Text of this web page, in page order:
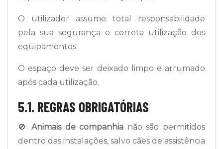
O utilizador assume total responsabilidade
pela sua segurança e correta utilização dos
equipamentos.
O espaço deve ser deixado limpo e arrumado
após cada utilização.
5.1. REGRAS OBRIGATÓRIAS
🚫Animais de companhia não são permitidos
dentro das instalações, salvo cães de assistência